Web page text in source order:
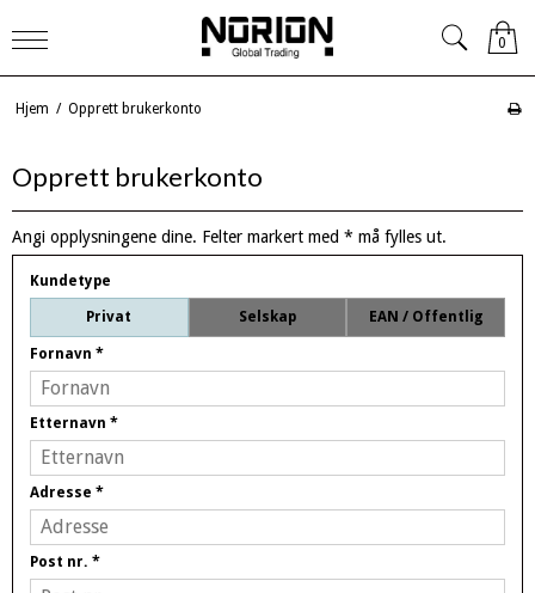
0
Hjem / Opprett brukerkonto
Opprett brukerkonto
Angi opplysningene dine. Felter markert med * må fylles ut.
Kundetype
Privat Selskap EAN / Offentlig
Fornavn *
Etternavn *
Adresse *
Post nr. *